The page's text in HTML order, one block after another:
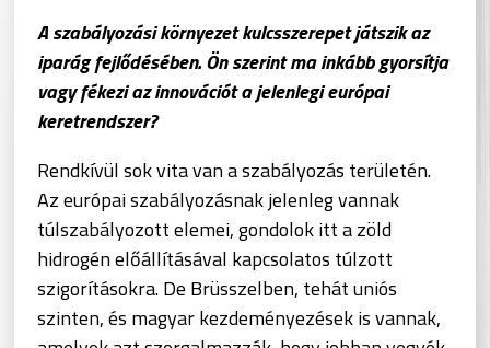
A szabályozási környezet kulcsszerepet játszik az
iparág fejlődésében. Ön szerint ma inkább gyorsítja
vagy fékezi az innovációt a jelenlegi európai
keretrendszer?
Rendkívül sok vita van a szabályozás területén.
Az európai szabályozásnak jelenleg vannak
túlszabályozott elemei, gondolok itt a zöld
hidrogén előállításával kapcsolatos túlzott
szigorításokra. De Brüsszelben, tehát uniós
szinten, és magyar kezdeményezések is vannak,